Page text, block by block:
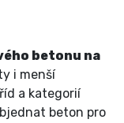
betonu na
i menší
a kategorií
beton pro